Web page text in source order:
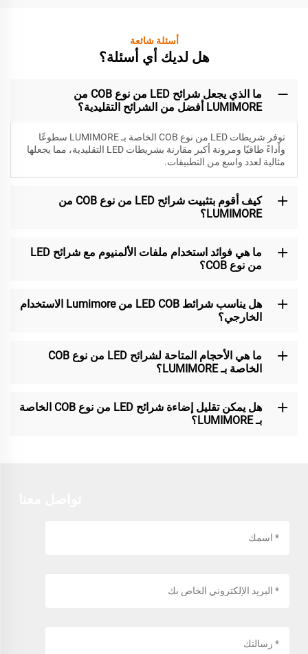
أسئلة شائعة
هل لديك أي أسئلة؟
ما الذي يجعل شرائح LED من نوع COB من
LUMIMORE أفضل من الشرائح التقليدية؟
توفر شريطات LED من نوع COB الخاصة بـ LUMIMORE سطوعًا
وأداءً طاقيًا ومرونة أكبر مقارنة بشريطات LED التقليدية، مما يجعلها
مثالية لعدد واسع من التطبيقات.
كيف أقوم بتثبيت شرائح LED من نوع COB من
LUMIMORE؟
ما هي فوائد استخدام ملفات الألمنيوم مع شرائح LED
من نوع COB؟
هل يناسب شرائط LED COB من Lumimore الاستخدام
الخارجي؟
ما هي الأحجام المتاحة لشرائح LED من نوع COB
الخاصة بـ LUMIMORE؟
هل يمكن تقليل إضاءة شرائح LED من نوع COB الخاصة
بـ LUMIMORE؟